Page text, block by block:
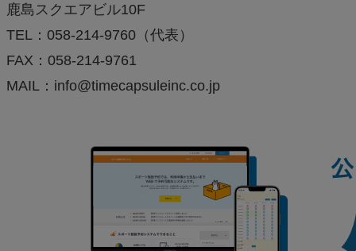
鹿島スクエアビル10F
TEL：058-214-9760（代表）
FAX：058-214-9761
MAIL：info@timecapsuleinc.co.jp